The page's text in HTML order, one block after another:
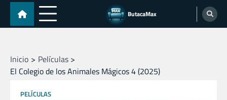
Skip
content
ButacaMax
Inicio
Películas
El Colegio de los Animales Mágicos 4 (2025)
PELÍCULAS